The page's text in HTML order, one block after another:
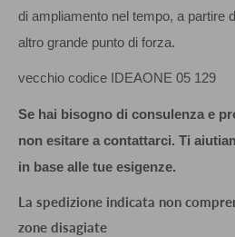
di ampliamento nel tempo, a partire
altro grande punto di forza.
vecchio codice IDEAONE 05 129
Se hai bisogno di consulenza e
non esitare a contattarci. Ti
in base alle tue esigenze.
La spedizione indicata non
zone disagiate